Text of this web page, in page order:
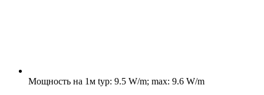
Мощность на 1м typ: 9.5 W/m; max: 9.6 W/m